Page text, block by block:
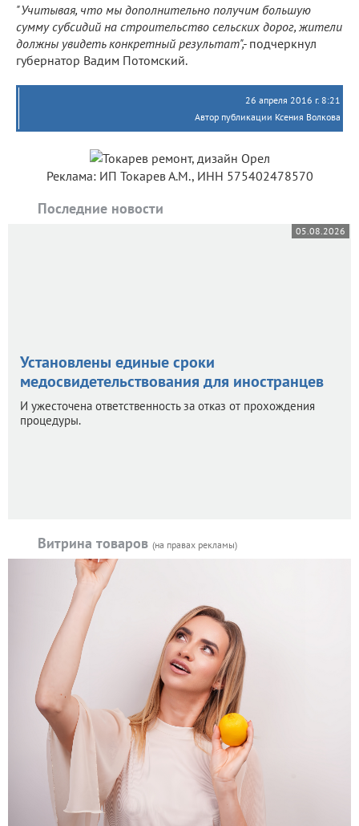
"Учитывая, что мы дополнительно получим большую
сумму субсидий на строительство сельских дорог, жители
должны увидеть конкретный результат",- подчеркнул
губернатор Вадим Потомский.
26 апреля 2016 г. 8:21
Автор публикации Ксения Волкова
Реклама: ИП Токарев А.М., ИНН 575402478570
Последние новости
05.08.2026
Установлены единые сроки
медосвидетельствования для иностранцев
И ужесточена ответственность за отказ от прохождения
процедуры.
Витрина товаров (на правах рекламы)